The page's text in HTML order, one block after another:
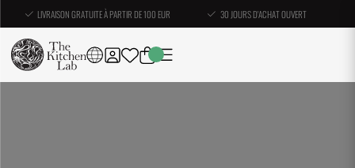
LIVRAISON GRATUITE À PARTIR DE 100 EUR 30 JOURS D'ACHAT OUVERT